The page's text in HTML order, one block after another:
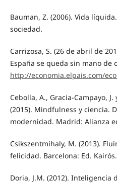
Bauman, Z. (2006). Vida
sociedad.
Carrizosa, S. (26 de abril de
España se queda sin mano de
http://economia.elpais.com/
Cebolla, A., Gracia-Campayo,
(2015). Mindfulness y ciencia.
modernidad. Madrid: Alianza
Csikszentmihaly, M. (2013).
felicidad. Barcelona: Ed. Kairós.
Doria, J.M. (2012). Inteligencia